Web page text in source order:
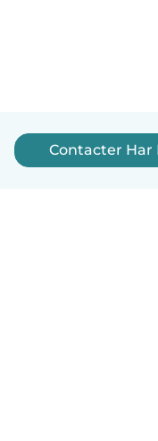
Contacter Har